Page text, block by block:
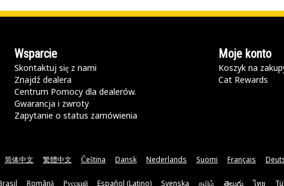
Wsparcie
Skontaktuj się z nami
Znajdź dealera
Centrum Pomocy dla dealerów.
Gwarancja i zwroty
Zapytanie o status zamówienia
Moje konto
Koszyk na
Cat Rewards
简体中文 繁體中文 Čeština Dansk Nederlands Suomi Français
Română Русский Español (Latino) Svenska தமிழ் తెలుగు ไทย